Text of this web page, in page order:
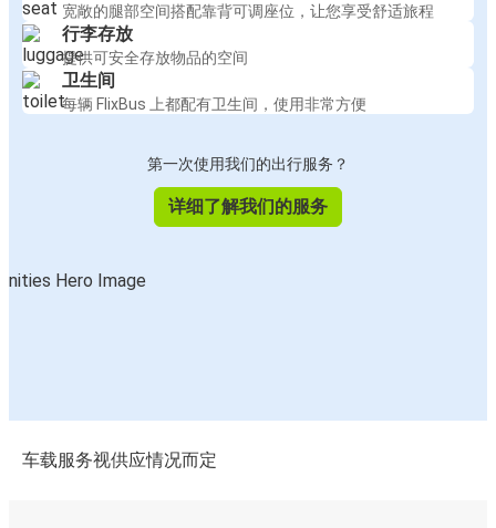
宽敞的腿部空间搭配靠背可调座位，让您享受舒适旅程
行李存放
提供可安全存放物品的空间
卫生间
每辆 FlixBus 上都配有卫生间，使用非常方便
第一次使用我们的出行服务？
详细了解我们的服务
车载服务视供应情况而定